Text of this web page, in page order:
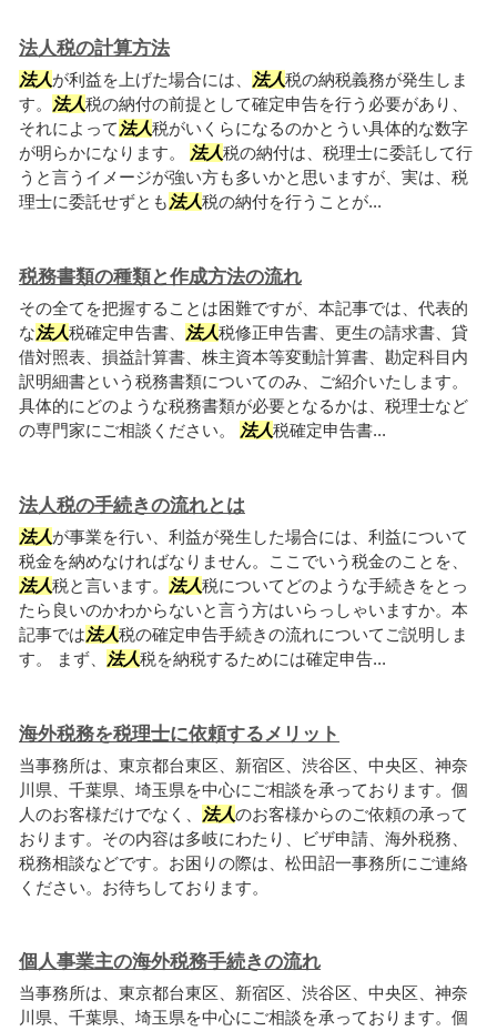
法人税の計算方法
法人が利益を上げた場合には、 法人税の納税義務が発生しま
す。
法人税の納付の前提として確定申告を行う必要があり、
それによって 法人税がいくらになるのかとうい具体的な数字
が明らかになります。
法人税の納付は、税理士に委託して行
うと言うイメージが強い方も多いかと思いますが、実は、税
理士に委託せずとも 法人税の納付を行うことが...
税務書類の種類と作成方法の流れ
その全てを把握することは困難ですが、本記事では、代表的
な法人税確定申告書、 法人税修正申告書、更生の請求書、貸
借対照表、損益計算書、株主資本等変動計算書、勘定科目内
訳明細書という税務書類についてのみ、ご紹介いたします。
具体的にどのような税務書類が必要となるかは、税理士など
の専門家にご相談ください。
法人税確定申告書...
法人税の手続きの流れとは
法人が事業を行い、利益が発生した場合には、利益について
税金を納めなければなりません。ここでいう税金のことを、
法人税と言います。 法人税についてどのような手続きをとっ
たら良いのかわからないと言う方はいらっしゃいますか。本
記事では法人税の確定申告手続きの流れについてご説明しま
す。 まず、
法人税を納税するためには確定申告...
海外税務を税理士に依頼するメリット
当事務所は、東京都台東区、新宿区、渋谷区、中央区、神奈
川県、千葉県、埼玉県を中心にご相談を承っております。個
人のお客様だけでなく、
法人のお客様からのご依頼の承って
おります。その内容は多岐にわたり、ビザ申請、海外税務、
税務相談などです。お困りの際は、松田詔一事務所にご連絡
ください。お待ちしております。
個人事業主の海外税務手続きの流れ
当事務所は、東京都台東区、新宿区、渋谷区、中央区、神奈
川県、千葉県、埼玉県を中心にご相談を承っております。個